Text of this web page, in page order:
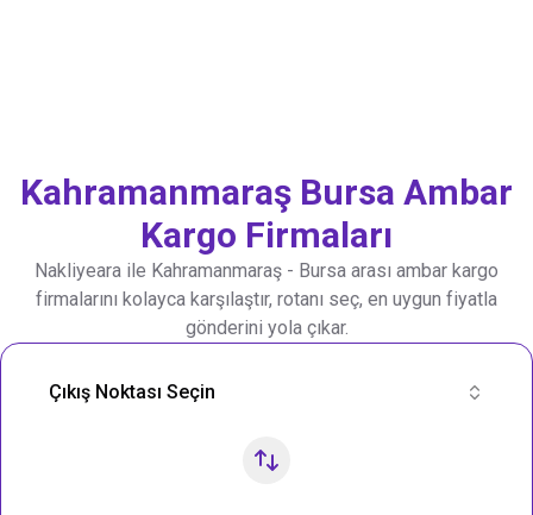
Kahramanmaraş Bursa Ambar
Kargo Firmaları
Nakliyeara ile Kahramanmaraş - Bursa arası ambar kargo
firmalarını kolayca karşılaştır, rotanı seç, en uygun fiyatla
gönderini yola çıkar.
Nakliye Rotası Ara
Çıkış Noktası Seçin